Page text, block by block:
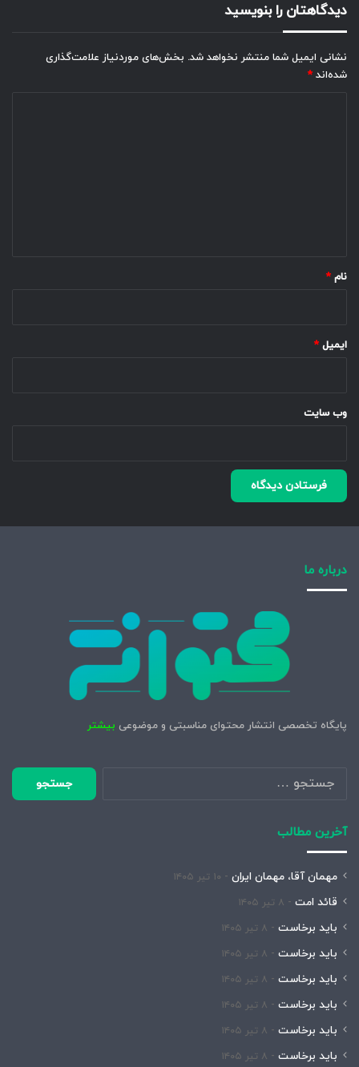
دیدگاهتان را بنویسید
نشانی ایمیل شما منتشر نخواهد شد. بخش‌های موردنیاز علامت‌گذاری
شده‌اند *
نام *
ایمیل *
وب‌ سایت
درباره ما
پایگاه تخصصی انتشار محتوای مناسبتی و موضوعی بیشتر
جستجو
برای:
آخرین مطالب
مهمان آقا، مهمان ایران ۱۰ تیر ۱۴۰۵
قائد امت ۸ تیر ۱۴۰۵
باید برخاست ۸ تیر ۱۴۰۵
باید برخاست ۸ تیر ۱۴۰۵
باید برخاست ۸ تیر ۱۴۰۵
باید برخاست ۸ تیر ۱۴۰۵
باید برخاست ۸ تیر ۱۴۰۵
باید برخاست ۸ تیر ۱۴۰۵